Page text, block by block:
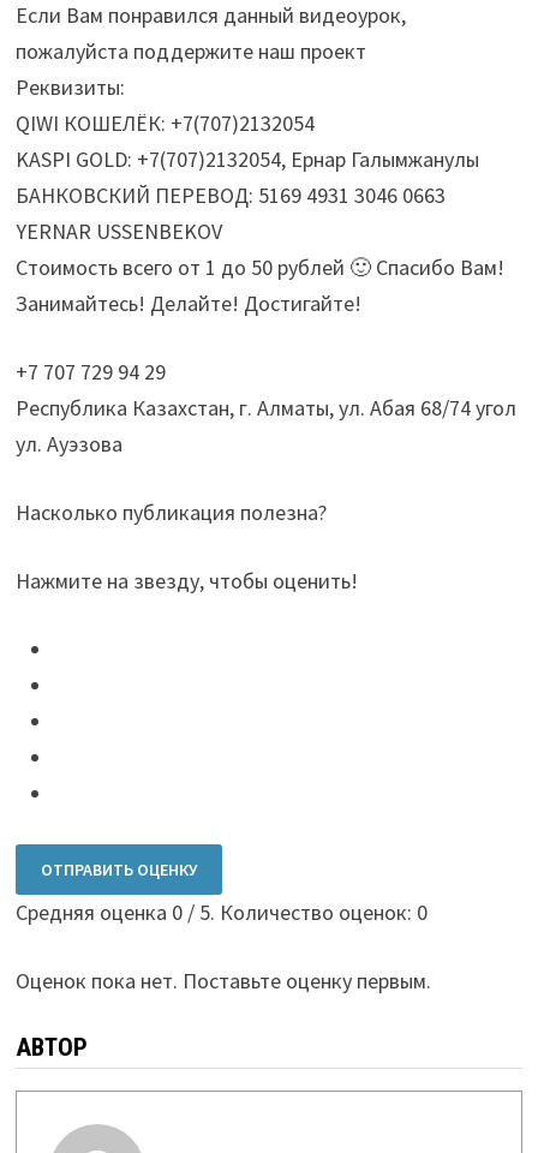
Если Вам понравился данный видеоурок,
пожалуйста поддержите наш проект
Реквизиты:
QIWI КОШЕЛЁК: +7(707)2132054
KASPI GOLD: +7(707)2132054, Ернар Галымжанулы
БАНКОВСКИЙ ПЕРЕВОД: 5169 4931 3046 0663
YERNAR USSENBEKOV
Стоимость всего от 1 до 50 рублей 🙂 Спасибо Вам!
Занимайтесь! Делайте! Достигайте!
+7 707 729 94 29
Республика Казахстан, г. Алматы, ул. Абая 68/74 угол
ул. Ауэзова
Насколько публикация полезна?
Нажмите на звезду, чтобы оценить!
ОТПРАВИТЬ ОЦЕНКУ
Средняя оценка 0/ 5. Количество оценок: 0
Оценок пока нет. Поставьте оценку первым.
АВТОР